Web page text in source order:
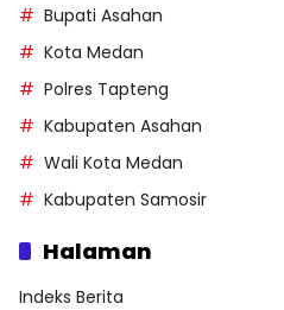
Bupati Asahan
Kota Medan
Polres Tapteng
Kabupaten Asahan
Wali Kota Medan
Kabupaten Samosir
Halaman
Indeks Berita